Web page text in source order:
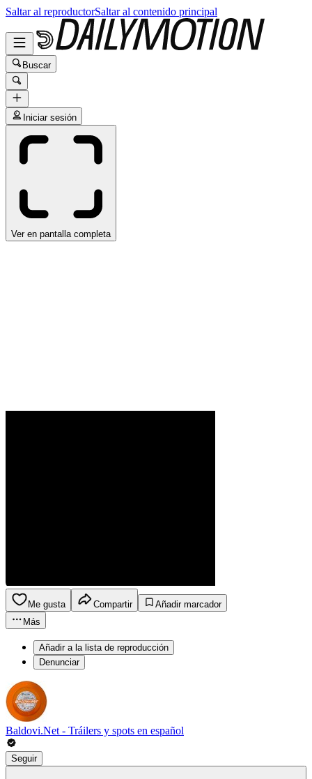
Saltar al reproductorSaltar al contenido principal
Buscar
Iniciar sesión
Ver en pantalla completa
Me gusta Compartir
Añadir marcador
Más
Añadir a la lista de reproducción
Denunciar
Baldovi.Net - Tráilers y spots en español
Seguir